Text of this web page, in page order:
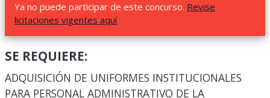
Ya no puede participar de este concurso. Revise
licitaciones vigentes aquí
SE REQUIERE:
ADQUISICIÓN DE UNIFORMES INSTITUCIONALES
PARA PERSONAL ADMINISTRATIVO DE LA